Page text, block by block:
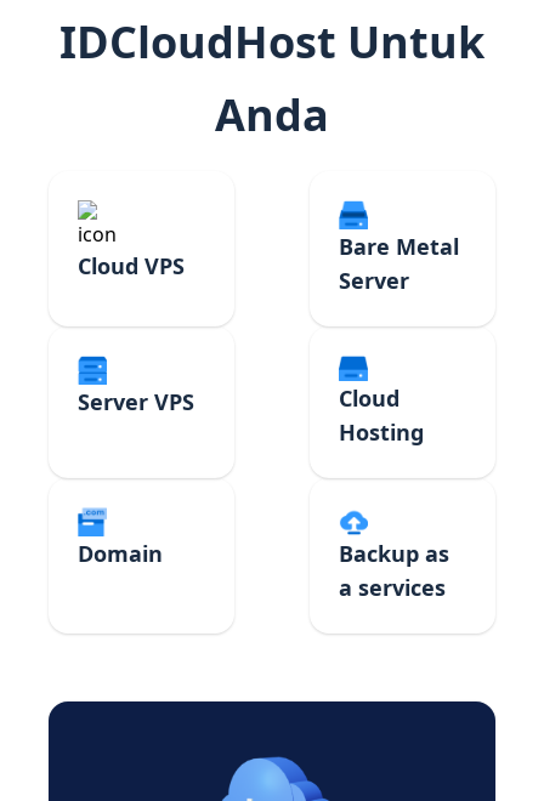
IDCloudHost Untuk
Anda
Cloud VPS
Bare Metal
Server
Server VPS
Cloud
Hosting
Domain
Backup as
a services